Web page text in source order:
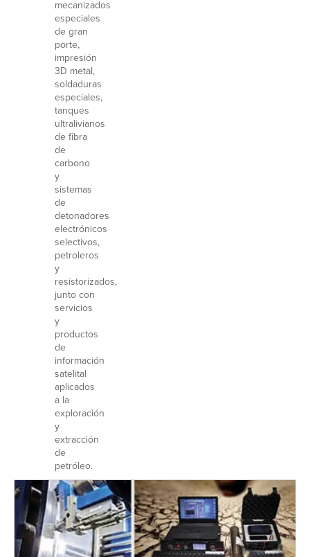
mecanizados
especiales
de gran
porte,
impresión
3D metal,
soldaduras
especiales,
tanques
ultralivianos
de fibra
de
carbono
y
sistemas
de
detonadores
electrónicos
selectivos,
petroleros
y
resistorizados,
junto con
servicios
y
productos
de
información
satelital
aplicados
a la
exploración
y
extracción
de
petróleo.